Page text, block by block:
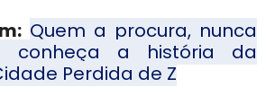
Quem a procura, nunca
conheça a história da
Perdida de Z